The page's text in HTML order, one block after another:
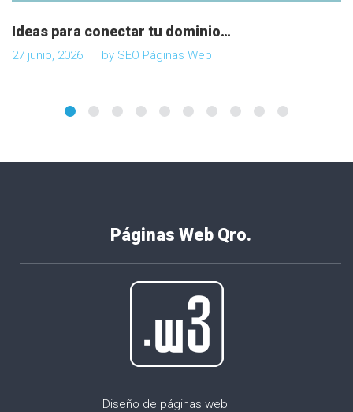
Ideas para conectar tu dominio…
27 junio, 2026 by SEO Páginas Web
Páginas Web Qro.
Diseño de páginas web